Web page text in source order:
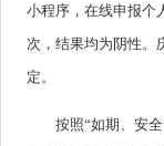
小程序，在线申报个
次，结果均为阴性。
定。
按照“如期、安